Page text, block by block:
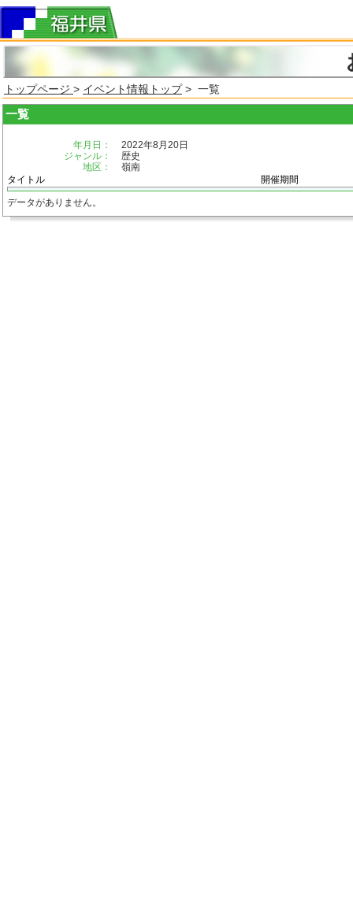
トップページ > イベント情報トップ> 一覧
一覧
年月日：
2022年8月20日
ジャンル：
歴史
地区：
嶺南
タイトル
開催期間
データがありません。